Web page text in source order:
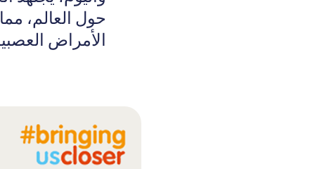
حول العالم،
الأمراض